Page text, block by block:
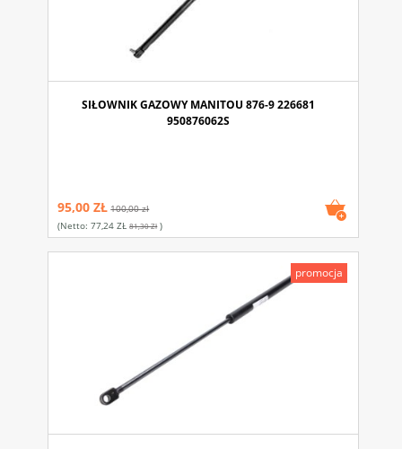
SIŁOWNIK GAZOWY MANITOU 876-9 226681
950876062S
95,00 ZŁ 100,00 zł
(netto:77,24 ZŁ 81,30 Zł)
promocja